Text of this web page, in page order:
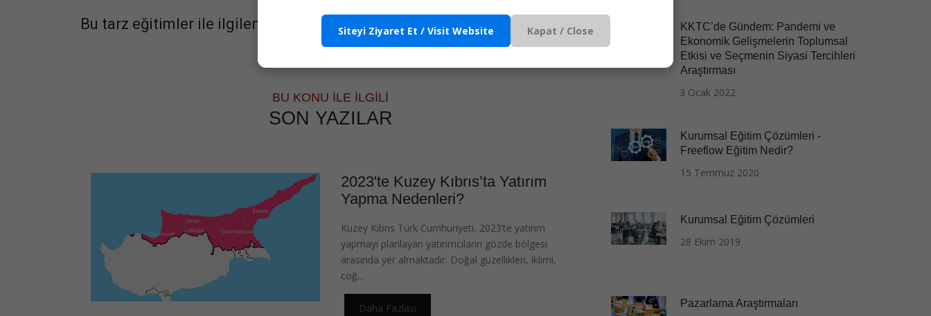
Bu tarz eğitimler ile ilgileniyor musunuz? EĞITIMLERI İNCELE
BU KONU İLE İLGILI
SON YAZILAR
2023'te Kuzey Kıbrıs’ta Yatırım
Yapma Nedenleri?
Kuzey Kıbrıs Türk Cumhuriyeti, 2023’te yatırım
yapmayı planlayan yatırımcıların gözde bölgesi
arasında yer almaktadır. Doğal güzellikleri, iklimi,
coğ...
Daha Fazlası
KKTC’de Gündem: Pandemi ve
Ekonomik Gelişmelerin Toplumsal
Etkisi ve Seçmenin Siyasi Tercihleri
Araştırması
3 Ocak 2022
Kurumsal Eğitim Çözümleri -
Freeflow Eğitim Nedir?
15 Temmuz 2020
Kurumsal Eğitim Çözümleri
28 Ekim 2019
Pazarlama Araştırmaları
Siteyi Ziyaret Et / Visit Website Kapat / Close